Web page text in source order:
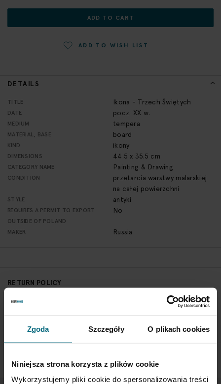
Zgoda Szczegóły O plikach cookies
Niniejsza strona korzysta z plików cookie
Wykorzystujemy pliki cookie do spersonalizowania treści
DETAILS
More
Information
TITLE Ikona - Trzech Świętych
DATE pocz. XX w.
MEDIUM tempera
MATERIAL, BASE board
KIND ikony
DIMENSIONS 44.5 x 35.5 cm
CATEGORY NAME Painting & Drawing
CONDITION
przetarcia warstwy malarskiej
na całej powierzchni
STYLE antyki
REQUIRES A PERMIT TO EXPORT
OUTSIDE OF POLAND
No
MAKER Russia
RETURN POLICY
If you wish to return a product, please contact Service
CHECK THE DETAILS
ADD TO CART
ADD TO WISH LIST